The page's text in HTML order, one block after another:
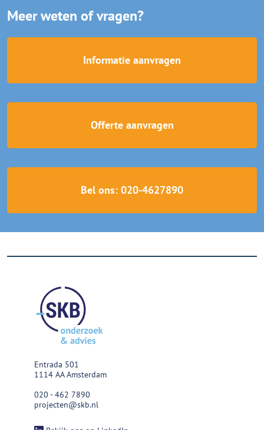
Meer weten of vragen?
Informatie aanvragen
Offerte aanvragen
Bel ons: 020-4627890
Entrada 501
1114 AA Amsterdam
020 - 462 7890
projecten@skb.nl